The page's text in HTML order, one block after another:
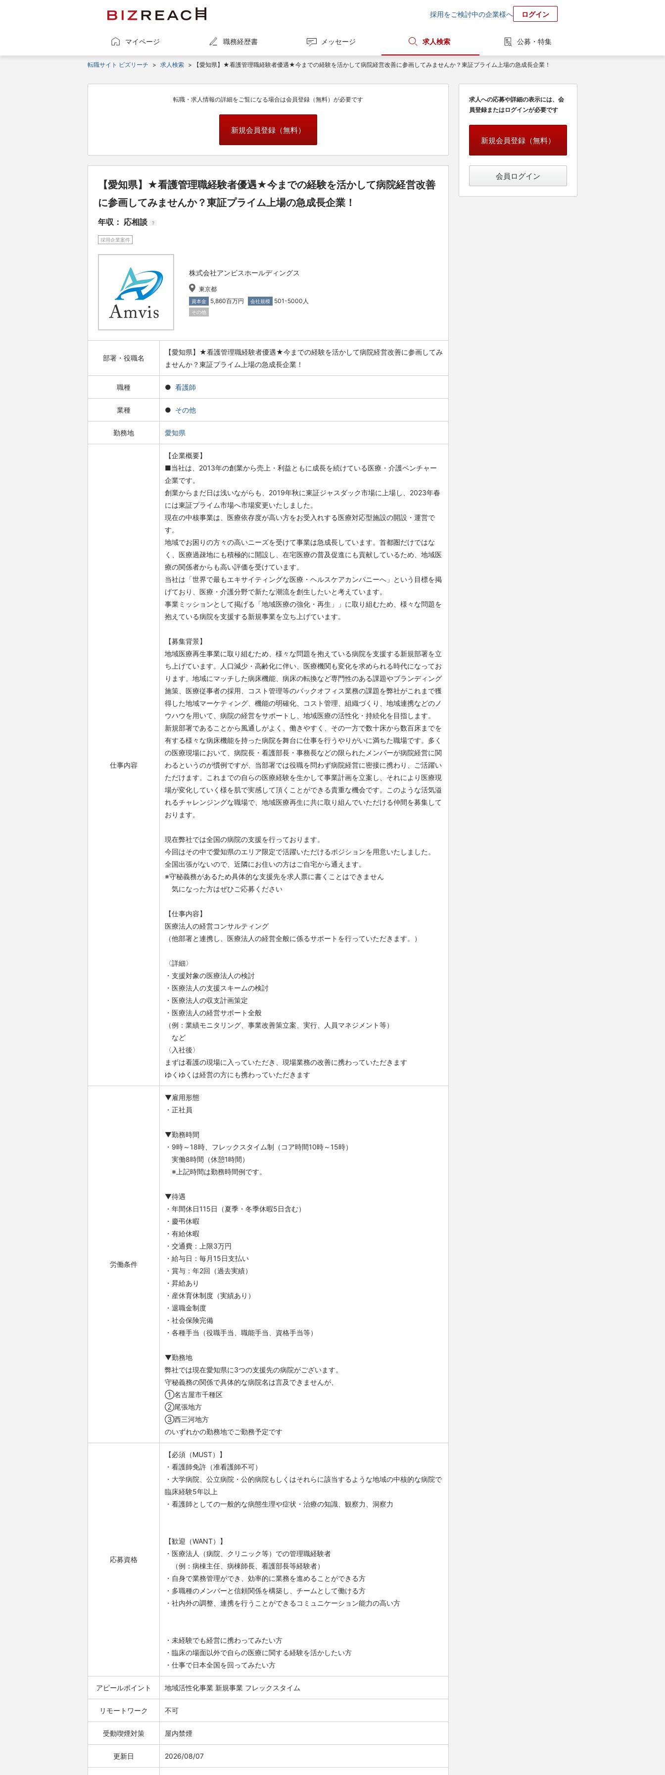
採用をご検討中の企業様へ ログイン
マイページ 職務経歴書 メッセージ 求人検索 公募・特集
転職サイト ビズリーチ > 求人検索 > 【愛知県】★看護管理職経験者優遇★今までの経験を活かして病院経営改善に参画してみませんか？東証プライム上場の急成長企業！
転職・求人情報の詳細をご覧になる場合は会員登録（無料）が必要です
新規会員登録（無料）
【愛知県】★看護管理職経験者優遇★今までの経験を活かして病院経営改善
に参画してみませんか？東証プライム上場の急成長企業！
年収： 応相談 ?
採用企業案件
株式会社アンビスホールディングス
東京都
資本金 5,860百万円 会社規模 501-5000人
その他
部署・役職名
【愛知県】★看護管理職経験者優遇★今までの経験を活かして病院経営改善に参画してみ
ませんか？東証プライム上場の急成長企業！
職種 看護師
業種 その他
勤務地 愛知県
仕事内容
【企業概要】
■当社は、2013年の創業から売上・利益ともに成長を続けている医療・介護ベンチャー
企業です。
創業からまだ日は浅いながらも、2019年秋に東証ジャスダック市場に上場し、2023年春
には東証プライム市場へ市場変更いたしました。
現在の中核事業は、医療依存度が高い方をお受入れする医療対応型施設の開設・運営で
す。
地域でお困りの方々の高いニーズを受けて事業は急成長しています。首都圏だけではな
く、医療過疎地にも積極的に開設し、在宅医療の普及促進にも貢献しているため、地域医
療の関係者からも高い評価を受けています。
当社は「世界で最もエキサイティングな医療・ヘルスケアカンパニーへ」という目標を掲
げており、医療・介護分野で新たな潮流を創生したいと考えています。
事業ミッションとして掲げる「地域医療の強化・再生」」に取り組むため、様々な問題を
抱えている病院を支援する新規事業を立ち上げています。
【募集背景】
地域医療再生事業に取り組むため、様々な問題を抱えている病院を支援する新規部署を立
ち上げています。人口減少・高齢化に伴い、医療機関も変化を求められる時代になってお
ります。地域にマッチした病床機能、病床の転換など専門性のある課題やブランディング
施策、医療従事者の採用、コスト管理等のバックオフィス業務の課題を弊社がこれまで獲
得した地域マーケティング、機能の明確化、コスト管理、組織づくり、地域連携などのノ
ウハウを用いて、病院の経営をサポートし、地域医療の活性化・持続化を目指します。
新規部署であることから風通しがよく、働きやすく、その一方で数十床から数百床までを
有する様々な病床機能を持った病院を舞台に仕事を行うやりがいに満ちた職場です。多く
の医療現場において、病院長・看護部長・事務長などの限られたメンバーが病院経営に関
わるというのが慣例ですが、当部署では役職を問わず病院経営に密接に携わり、ご活躍い
ただけます。これまでの自らの医療経験を生かして事業計画を立案し、それにより医療現
場が変化していく様を肌で実感して頂くことができる貴重な機会です。このような活気溢
れるチャレンジングな職場で、地域医療再生に共に取り組んでいただける仲間を募集して
おります。
現在弊社では全国の病院の支援を行っております。
今回はその中で愛知県のエリア限定で活躍いただけるポジションを用意いたしました。
全国出張がないので、近隣にお住いの方はご自宅から通えます。
※守秘義務があるため具体的な支援先を求人票に書くことはできません
気になった方はぜひご応募ください
【仕事内容】
医療法人の経営コンサルティング
（他部署と連携し、医療法人の経営全般に係るサポートを行っていただきます。）
〈詳細〉
・支援対象の医療法人の検討
・医療法人の支援スキームの検討
・医療法人の収支計画策定
・医療法人の経営サポート全般
（例：業績モニタリング、事業改善策立案、実行、人員マネジメント等）
など
〈入社後〉
まずは看護の現場に入っていただき、現場業務の改善に携わっていただきます
ゆくゆくは経営の方にも携わっていただきます
労働条件
▼雇用形態
・正社員
▼勤務時間
・9時～18時、フレックスタイム制（コア時間10時～15時）
実働8時間（休憩1時間）
※上記時間は勤務時間例です。
▼待遇
・年間休日115日（夏季・冬季休暇5日含む）
・慶弔休暇
・有給休暇
・交通費：上限3万円
・給与日：毎月15日支払い
・賞与：年2回（過去実績）
・昇給あり
・産休育休制度（実績あり）
・退職金制度
・社会保険完備
・各種手当（役職手当、職能手当、資格手当等）
▼勤務地
弊社では現在愛知県に3つの支援先の病院がございます。
守秘義務の関係で具体的な病院名は言及できませんが、
①名古屋市千種区
②尾張地方
③西三河地方
のいずれかの勤務地でご勤務予定です
応募資格
【必須（MUST）】
・看護師免許（准看護師不可）
・大学病院、公立病院・公的病院もしくはそれらに該当するような地域の中核的な病院で
臨床経験5年以上
・看護師としての一般的な病態生理や症状・治療の知識、観察力、洞察力
【歓迎（WANT）】
・医療法人（病院、クリニック等）での管理職経験者
（例：病棟主任、病棟師長、看護部長等経験者）
・自身で業務管理ができ、効率的に業務を進めることができる方
・多職種のメンバーと信頼関係を構築し、チームとして働ける方
・社内外の調整、連携を行うことができるコミュニケーション能力の高い方
・未経験でも経営に携わってみたい方
・臨床の場面以外で自らの医療に関する経験を活かしたい方
・仕事で日本全国を回ってみたい方
アピールポイント 地域活性化事業 新規事業 フレックスタイム
リモートワーク 不可
受動喫煙対策 屋内禁煙
更新日 2026/08/07
求人への応募や詳細の表示には、会
員登録またはログインが必要です
新規会員登録（無料）
会員ログイン